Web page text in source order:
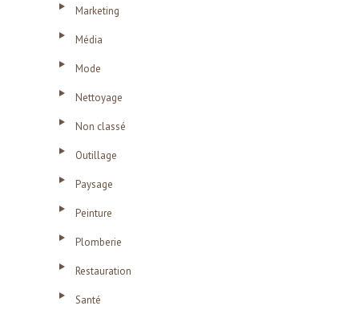
Marketing
Média
Mode
Nettoyage
Non classé
Outillage
Paysage
Peinture
Plomberie
Restauration
Santé